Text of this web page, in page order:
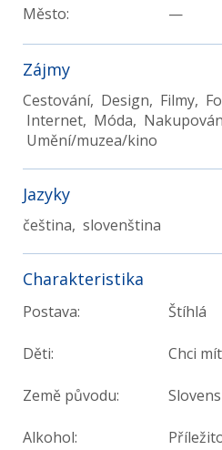
Město:
—
Zájmy
Cestování, Design, Filmy,
Internet, Móda,
Umění/muzea/kino
Jazyky
čeština, slovenština
Charakteristika
Postava: Štíhlá
Děti: Chci
Země původu:
Alkohol: